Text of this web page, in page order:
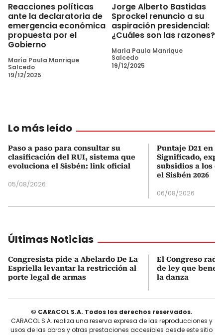
Reacciones políticas
ante la declaratoria de
emergencia económica
propuesta por el
Gobierno
María Paula Manrique
Salcedo
19/12/2025
Jorge Alberto Bastidas
Sprockel renuncio a su
aspiración presidencial:
¿Cuáles son las razones?
María Paula Manrique
Salcedo
19/12/2025
Lo más leído
Paso a paso para consultar su
clasificación del RUI, sistema que
evoluciona el Sisbén: link oficial
05/08/2026
Puntaje D21 en
Significado,
subsidios a los
el Sisbén 2026
06/08/2026
Últimas Noticias
Congresista pide a Abelardo De La
Espriella levantar la restricción al
porte legal de armas
El Congreso
de ley que
la danza
© CARACOL S.A. Todos los derechos reservados.
CARACOL S.A. realiza una reserva expresa de las reproducciones y
usos de las obras y otras prestaciones accesibles desde este sitio